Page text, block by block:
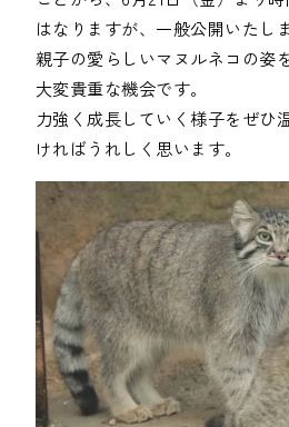
はなりますが、一般公開いたし
親子の愛らしいマヌルネコの姿
大変貴重な機会です。
力強く成長していく様子をぜひ
ければうれしく思います。